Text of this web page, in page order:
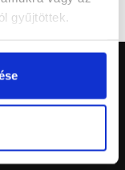
gyűjtöttek.